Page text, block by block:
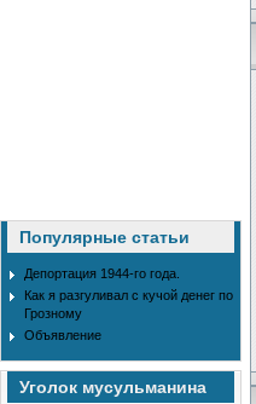
Популярные статьи
Депортация 1944-го года.
Как я разгуливал с кучой денег по
Грозному
Объявление
Уголок мусульманина